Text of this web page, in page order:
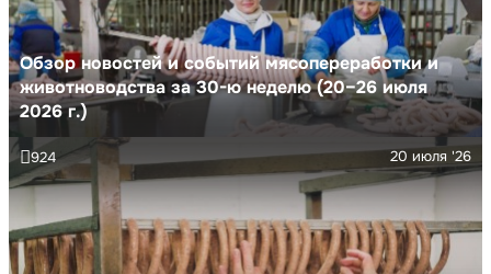
Обзор новостей и событий мясопереработки и
животноводства за 30-ю неделю (20–26 июля
2026 г.)
20 июля '26
924